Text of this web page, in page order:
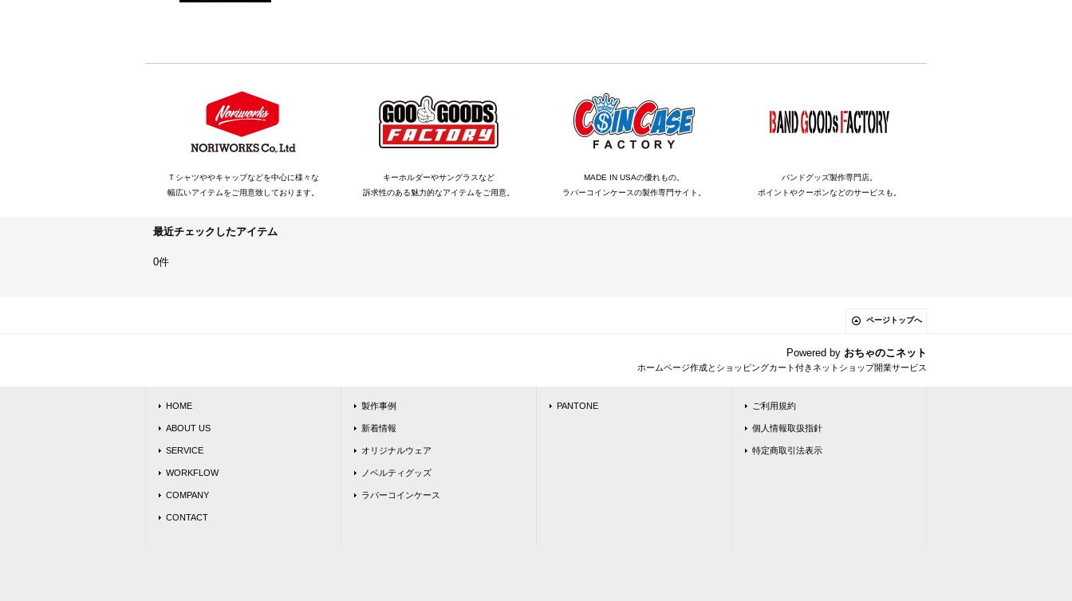
Ｔシャツややキャップなどを中心に様々な
幅広いアイテムをご用意致しております。
キーホルダーやサングラスなど
訴求性のある魅力的なアイテムをご用意。
MADE IN USAの優れもの。
ラバーコインケースの製作専門サイト。
バンドグッズ製作専門店。
ポイントやクーポンなどのサービスも。
最近チェックしたアイテム
0件
ページトップへ
Powered by おちゃのこネット
ホームページ作成とショッピングカート付きネットショップ開業サービス
HOME
ABOUT US
SERVICE
WORKFLOW
COMPANY
CONTACT
製作事例
新着情報
オリジナルウェア
ノベルティグッズ
ラバーコインケース
PANTONE ご利用規約
個人情報取扱指針
特定商取引法表示